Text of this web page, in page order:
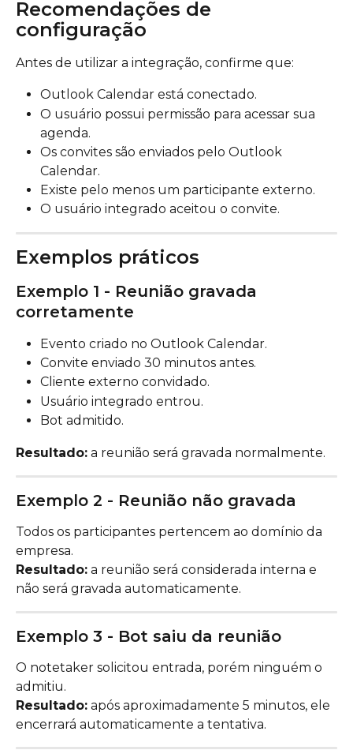
Recomendações de
configuração
Antes de utilizar a integração, confirme que:
Outlook Calendar está conectado.
O usuário possui permissão para acessar sua
agenda.
Os convites são enviados pelo Outlook
Calendar.
Existe pelo menos um participante externo.
O usuário integrado aceitou o convite.
Exemplos práticos
Exemplo 1 - Reunião gravada
corretamente
Evento criado no Outlook Calendar.
Convite enviado 30 minutos antes.
Cliente externo convidado.
Usuário integrado entrou.
Bot admitido.
Resultado: a reunião será gravada normalmente.
Exemplo 2 - Reunião não gravada
Todos os participantes pertencem ao domínio da
empresa.
Resultado: a reunião será considerada interna e
não será gravada automaticamente.
Exemplo 3 - Bot saiu da reunião
O notetaker solicitou entrada, porém ninguém o
admitiu.
Resultado: após aproximadamente 5 minutos, ele
encerrará automaticamente a tentativa.